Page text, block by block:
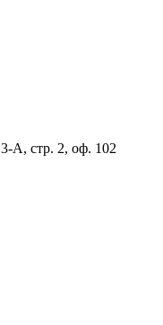
А, стр. 2, оф. 102